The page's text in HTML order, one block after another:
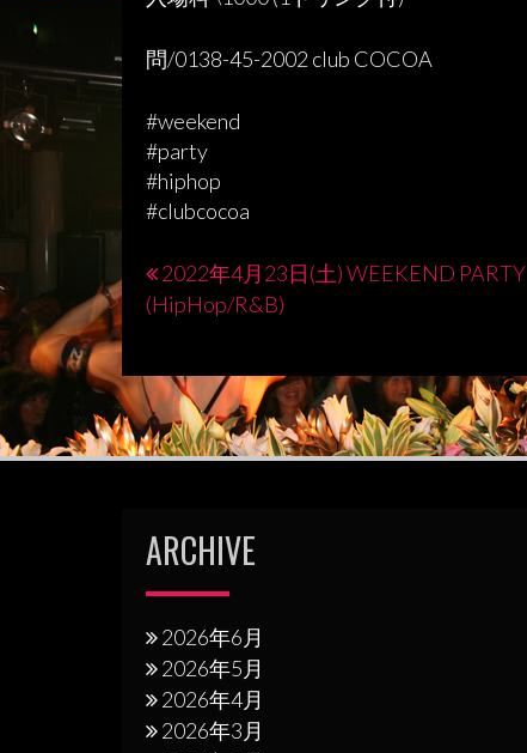
問/0138-45-2002 club COCOA
#weekend
#party
#hiphop
#clubcocoa
投
ナ
ビ
ゲ
シ
ョ
2022年4月23日(土) WEEKEND PARTY
(HipHop/R&B)
ARCHIVE
2026年6月
2026年5月
2026年4月
2026年3月